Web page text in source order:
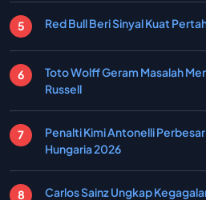
Red Bull Beri Sinyal Kuat
Toto Wolff Geram Masalah
Russell
Penalti Kimi Antonelli
Hungaria 2026
Carlos Sainz Ungkap